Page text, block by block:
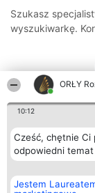
ORŁY
10:12
Cześć, chętnie Ci
odpowiedni
Jestem
Szukasz
wyszukiwarkę.
Organizator
Bright Side Solutions sp.